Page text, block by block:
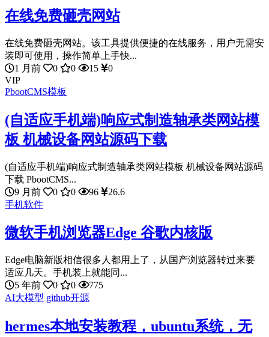
在线免费砸壳网站
在线免费砸壳网站。该工具提供便捷的在线服务，用户无需安
装即可使用，操作简单上手快...
1 月前
0 0 15
0
VIP
PbootCMS模板
(自适应手机端)响应式制造轴承类网站模
板 机械设备网站源码下载
(自适应手机端)响应式制造轴承类网站模板 机械设备网站源码
下载 PbootCMS...
9 月前
0 0 96
26.6
手机软件
微软手机浏览器Edge 谷歌内核版
Edge电脑新版相信很多人都用上了，从国产浏览器转过来要
适应几天。手机装上就能同...
5 年前
0 0
775
AI大模型 github开源
hermes本地安装教程，ubuntu系统，无